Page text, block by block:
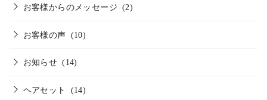
お客様からのメッセージ (2)
お客様の声 (10)
お知らせ (14)
ヘアセット (14)